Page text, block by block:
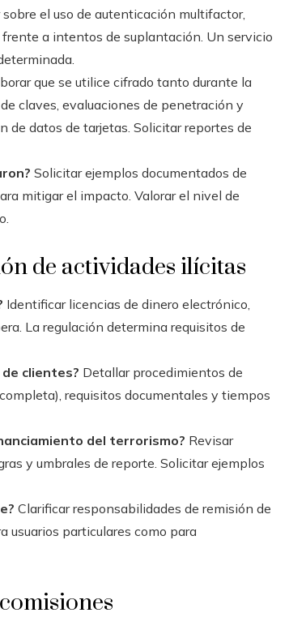
sobre el uso de autenticación multifactor,
a intentos de suplantación. Un servicio
que se utilice cifrado tanto durante la
claves, evaluaciones de penetración y
datos de tarjetas. Solicitar reportes de
Solicitar ejemplos documentados de
mitigar el impacto. Valorar el nivel de
de actividades ilícitas
Identificar licencias de dinero electrónico,
La regulación determina requisitos de
clientes? Detallar procedimientos de
requisitos documentales y tiempos
del terrorismo? Revisar
y umbrales de reporte. Solicitar ejemplos
Clarificar responsabilidades de remisión de
usuarios particulares como para